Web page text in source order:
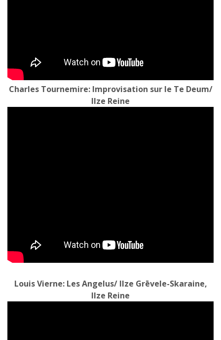
Charles Tournemire: Improvisation sur le Te Deum/
Ilze Reine
Louis Vierne: Les Angelus/ Ilze Grēvele-Skaraine,
Ilze Reine